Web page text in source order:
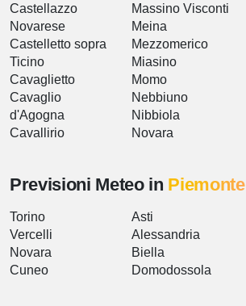
Castellazzo
Novarese
Castelletto sopra
Ticino
Cavaglietto
Cavaglio
d'Agogna
Cavallirio
Massino Visconti
Meina
Mezzomerico
Miasino
Momo
Nebbiuno
Nibbiola
Novara
Previsioni Meteo in Piemonte
Torino
Vercelli
Novara
Cuneo
Asti
Alessandria
Biella
Domodossola